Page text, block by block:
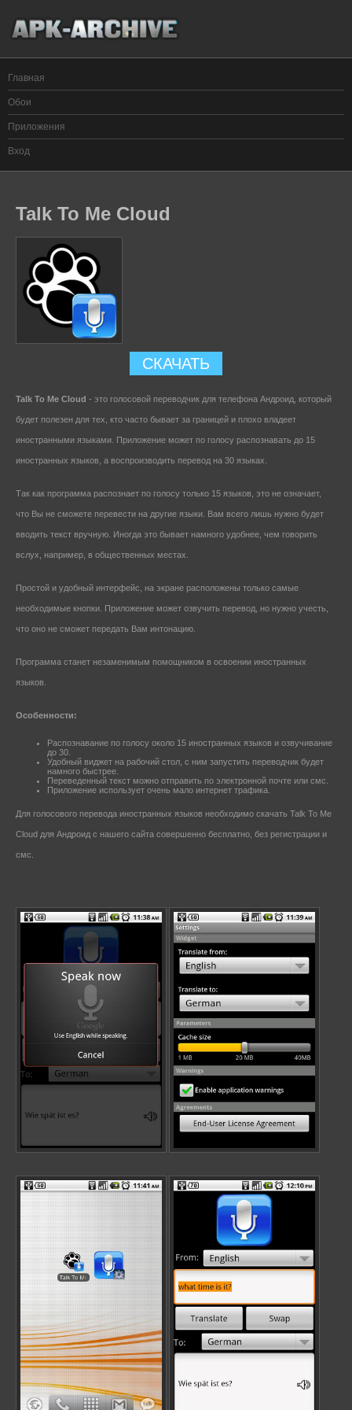
Главная
Обои
Приложения
Вход
Talk To Me Cloud
СКАЧАТЬ
Talk To Me Cloud - это голосовой переводчик для телефона Андроид, который
будет полезен для тех, кто часто бывает за границей и плохо владеет
иностранными языками. Приложение может по голосу распознавать до 15
иностранных языков, а воспроизводить перевод на 30 языках.
Так как программа распознает по голосу только 15 языков, это не означает,
что Вы не сможете перевести на другие языки. Вам всего лишь нужно будет
вводить текст вручную. Иногда это бывает намного удобнее, чем говорить
вслух, например, в общественных местах.
Простой и удобный интерфейс, на экране расположены только самые
необходимые кнопки. Приложение может озвучить перевод, но нужно учесть,
что оно не сможет передать Вам интонацию.
Программа станет незаменимым помощником в освоении иностранных
языков.
Особенности:
Распознавание по голосу около 15 иностранных языков и озвучивание
до 30.
Удобный виджет на рабочий стол, с ним запустить переводчик будет
намного быстрее.
Переведенный текст можно отправить по электронной почте или смс.
Приложение использует очень мало интернет трафика.
Для голосового перевода иностранных языков необходимо скачать Talk To Me
Cloud для Андроид с нашего сайта совершенно бесплатно, без регистрации и
смс.